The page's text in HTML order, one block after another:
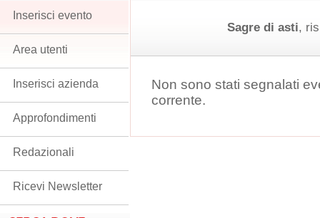
Sagre di asti,
Non sono stati segnalati
corrente.
Inserisci evento
Area utenti
Inserisci azienda
Approfondimenti
Redazionali
Ricevi Newsletter